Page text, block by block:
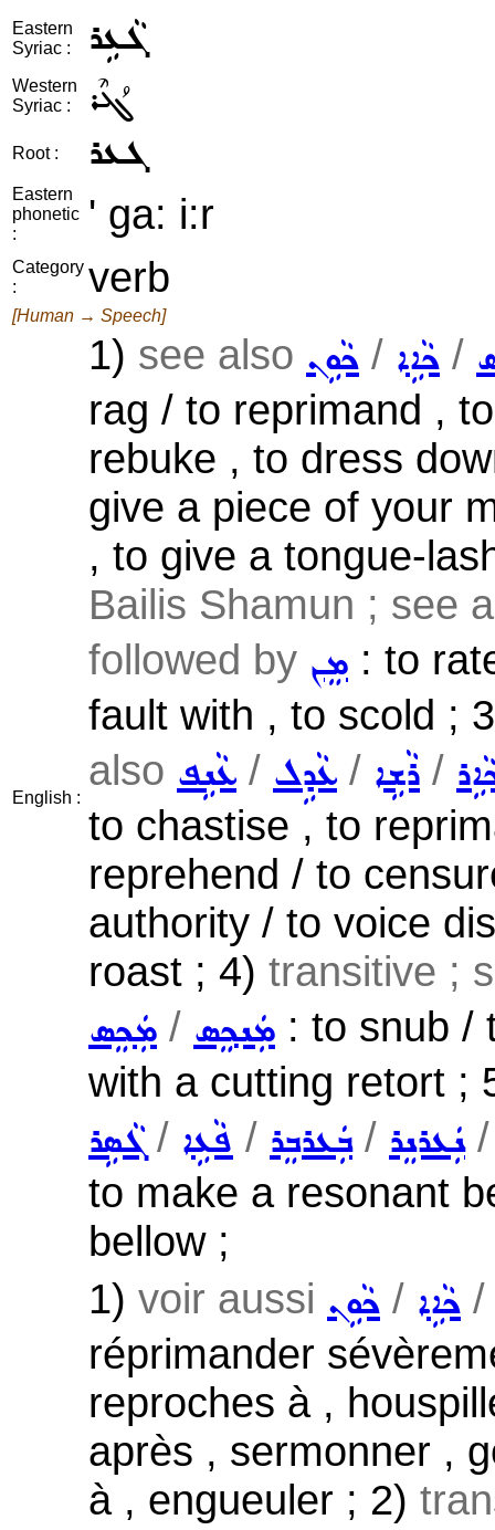
Eastern
Syriac :
ܓܵܥܹܪ
Western
Syriac :
ܓܳܥܶܪ
Root : ܓܥܪ
Eastern
phonetic
:
' ga: i:r
Category
:
verb
[Human → Speech]
English :
1) see also ܟܵܘܹܢ / ܟܵܐܹܐ /
rag / to reprimand ,
rebuke , to dress
give a piece of your
, to give a tongue-
Bailis Shamun ; see
followed by ܡܸܢ : to
fault with , to scold ;
also ܥܵܢܹܦ / ܥܵܕܹܠ / ܪܵܫܹܐ /
to chastise , to
reprehend / to
authority / to voice
roast ; 4) transitive ;
ܡܲܟܸܣ / ܡܲܢܟ݂ܸܣ : to snub /
with a cutting retort ;
ܓܵܣܹܪ/ ܦܵܥܹܐ / ܒܲܥܪܒܸܪ/ ܢܲܥܪܢܸܪ
to make a resonant
bellow ;
1) voir aussi ܟܵܘܹܢ / ܟܵܐܹܐ
réprimander
reproches à ,
après , sermonner ,
à , engueuler ; 2)